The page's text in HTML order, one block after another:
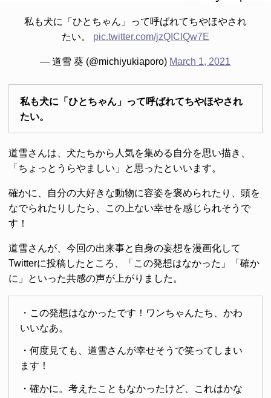
私も犬に「ひとちゃん」って呼ばれてちやほやされ
たい。 pic.twitter.com/jzQIClQw7E
— 道雪 葵 (@michiyukiaporo) March 1, 2021
私も犬に「ひとちゃん」って呼ばれてちやほやされ
たい。
道雪さんは、犬たちから人気を集める自分を思い描き、
「ちょっとうらやましい」と思ったといいます。
確かに、自分の大好きな動物に容姿を褒められたり、頭を
なでられたりしたら、この上ない幸せを感じられそうで
す！
道雪さんが、今回の出来事と自身の妄想を漫画化して
Twitterに投稿したところ、「この発想はなかった」「確か
に」といった共感の声が上がりました。
・この発想はなかったです！ワンちゃんたち、かわ
いいなあ。
・何度見ても、道雪さんが幸せそうで笑ってしまい
ます！
・確かに。考えたこともなかったけど、これはかな